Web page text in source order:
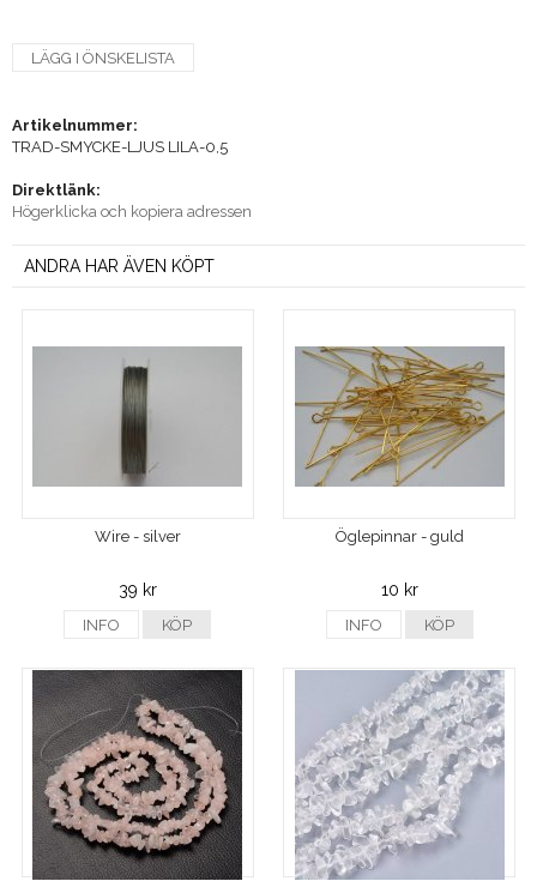
LÄGG I ÖNSKELISTA
Artikelnummer:
TRAD-SMYCKE-LJUS LILA-0,5
Direktlänk:
Högerklicka och kopiera adressen
ANDRA HAR ÄVEN KÖPT
Wire - silver
39 kr
INFO KÖP
Öglepinnar - guld
10 kr
INFO KÖP